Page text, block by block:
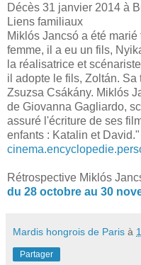
Décès 31 janvier 2014 à
Liens familiaux
Miklós Jancsó a été
femme, il a eu un fils,
la réalisatrice et
il adopte le fils, Zoltán.
Zsuzsa Csákány. Miklós
de Giovanna Gagliardo,
assuré l'écriture de ses
enfants : Katalin et
Rétrospective Miklós
du 28 octobre au 30
Mardis hongrois de Paris à
Partager